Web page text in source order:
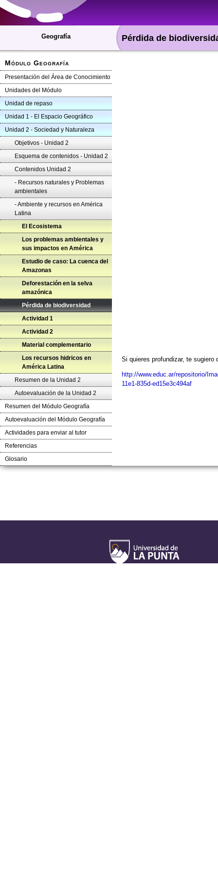
Geografía
Módulo Geografía
Presentación del Área de Conocimiento
Unidades del Módulo
Unidad de repaso
Unidad 1 - El Espacio Geográfico
Unidad 2 - Sociedad y Naturaleza
Objetivos - Unidad 2
Esquema de contenidos - Unidad 2
Contenidos Unidad 2
- Recursos naturales y Problemas
ambientales
- Ambiente y recursos en América
Latina
El Ecosistema
Los problemas ambientales y
sus impactos en América
Estudio de caso: La cuenca del
Amazonas
Deforestación en la selva
amazónica
Pérdida de biodiversidad
Actividad 1
Actividad 2
Material complementario
Los recursos hidricos en
América Latina
Resumen de la Unidad 2
Autoevaluación de la Unidad 2
Resumen del Módulo Geografía
Autoevaluación del Módulo Geografía
Actividades para enviar al tutor
Referencias
Glosario
Pérdida de
Si quieres profundizar, te sugiero
http://www.educ.ar/repositorio/
11e1-835d-ed15e3c494af